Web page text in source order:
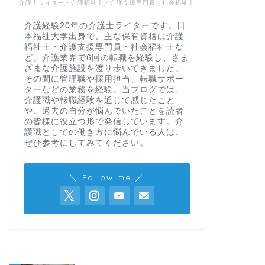
介護士ライター／介護福祉士／介護支援専門員／社会福祉士
介護経験20年の介護士ライターです。日
本福祉大学出身で、主な保有資格は介護
福祉士・介護支援専門員・社会福祉士な
ど。介護業界で6回の転職を経験し、さま
ざまな介護施設を渡り歩いてきました。
その間に管理職や採用担当、転職サポー
ターなどの業務を経験。当ブログでは、
介護職や転職経験を通じて感じたこと
や、過去の自分が悩んでいたことを読者
の皆様に役立つ形で発信しています。介
護職としての働き方に悩んでいる人は、
ぜひ参考にしてみてください。
＼ Follow me ／